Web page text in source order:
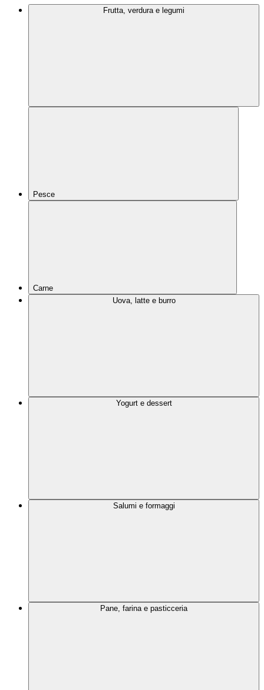
Frutta, verdura e legumi
Pesce
Carne
Uova, latte e burro
Yogurt e dessert
Salumi e formaggi
Pane, farina e pasticceria